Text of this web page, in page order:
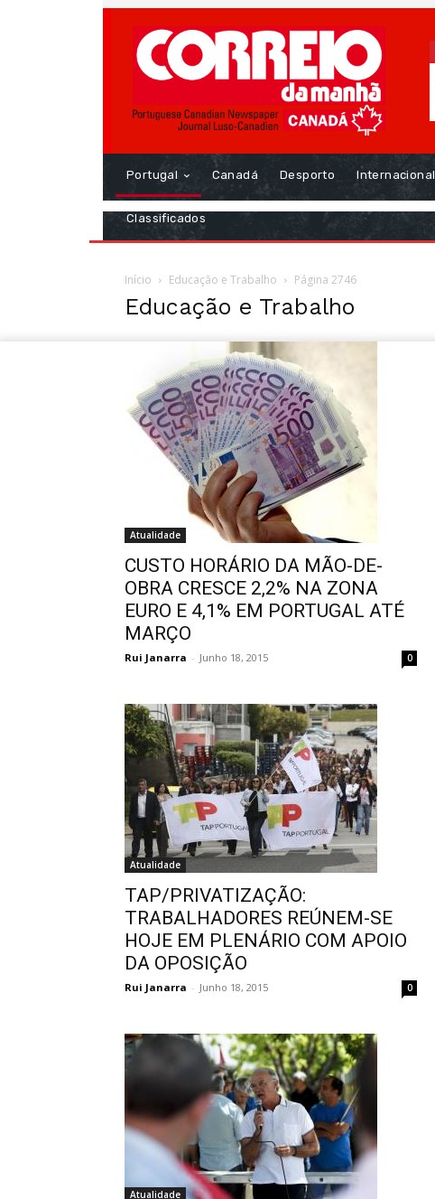
Portugal Canadá Desporto Internacional
Classificados
Início Educação e Trabalho Página 2746
Educação e Trabalho
Atualidade
CUSTO HORÁRIO DA MÃO-DE-
OBRA CRESCE 2,2% NA ZONA
EURO E 4,1% EM PORTUGAL ATÉ
MARÇO
Rui Janarra - Junho 18, 2015 0
Atualidade
TAP/PRIVATIZAÇÃO:
TRABALHADORES REÚNEM-SE
HOJE EM PLENÁRIO COM APOIO
DA OPOSIÇÃO
Rui Janarra - Junho 18, 2015 0
Atualidade